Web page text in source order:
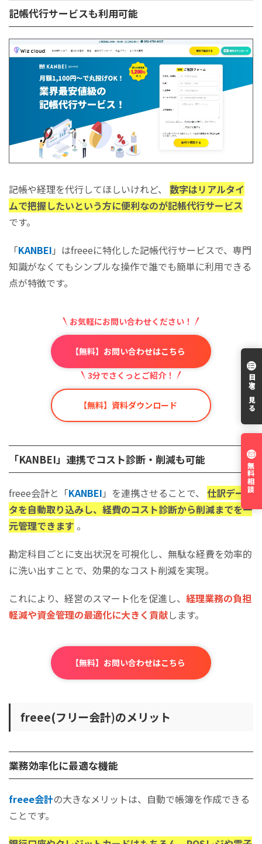
目次を見る
記帳代行サービスも利用可能
記帳や経理を代行してほしいけれど、 数字はリアルタイ
ムで把握したいという方に便利なのが記帳代行サービス
です。
「KANBEI 」はfreeeに特化した記帳代行サービスで、専門
知識がなくてもシンプルな操作で誰でも簡単に利用できる
点が特徴です。
お気軽にお問い合わせください！
【無料】お問い合わせはこちら
3分でさくっとご紹介！
【無料】資料ダウンロード
「KANBEI」連携でコスト診断・削減も可能
freee会計と「KANBEI 」を連携させることで、 仕訳デー
タを自動取り込みし、経費のコスト診断から削減までを一
元管理できます 。
勘定科目ごとに支出状況を可視化し、無駄な経費を効率的
に洗い出すことで、効果的なコスト削減を実現。
これにより、経営のスマート化を促進し、 経理業務の負担
軽減や資金管理の最適化に大きく貢献します。
【無料】お問い合わせはこちら
freee(フリー会計)のメリット
業務効率化に最適な機能
freee会計の大きなメリットは、自動で帳簿を作成できる
ことです。
無料相談